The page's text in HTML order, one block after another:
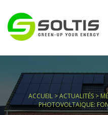
ACCUEIL>ACTUALITÉS>
PHOTOVOLTAÏQUE: